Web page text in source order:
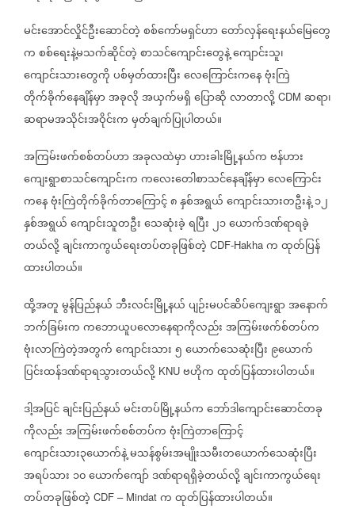
မင်းအောင်လှိုင်ဦးဆောင်တဲ့စစ်ကော်မရှင်ဟာတော်လှန်ရေးနယ်မြေတွေ
ကစစ်ရေးနဲ့မသက်ဆိုင်တဲ့စာသင်ကျောင်းတွေနဲ့ကျောင်းသူ၊
ကျောင်းသားတွေကိုပစ်မှတ်ထားပြီးလေကြောင်းကနေဗုံးကြဲ
တိုက်ခိုက်နေချိန်မှာအခုလိုအယှက်မရှိပြောဆိုလာတာလို့ CDM ဆရာ၊
ဆရာမအသိုင်းအဝိုင်းကမှတ်ချက်ပြုပါတယ်။
အကြမ်းဖက်စစ်တပ်ဟာအခုလထဲမှာဟားခါးမြို့နယ်ကဗန်ဟား
ကျေးရွာစာသင်ကျောင်းကကလေးတေါစာသင်နေချိန်မှာလေကြောင်း
ကနေဗုံးကြဲတိုက်ခိုက်တာကြောင့်၈နှစ်အရွယ်ကျောင်းသားတဦးနဲ့၁၂
နှစ်အရွယ်ကျောင်းသူတဦးသေဆုံးခဲ့ရပြီး၂၁ယောက်ဒဏ်ရာရခဲ့
တယ်လို့ချင်းကာကွယ်ရေးတပ်တခုဖြစ်တဲ့ CDF-Hakha ကထုတ်ပြန်
ထားပါတယ်။
ထို့အတူမွန်ပြည်နယ် ဘီးလင်းမြို့နယ်ပျဉ်းမပင်ဆိပ်ကျေးရွာအနောက်
ဘက်ခြမ်းကကဘောယူပလောနေရာကိုလည်းအကြမ်းဖက်စ်တပ်က
ဗုံးလာကြဲတဲ့အတွက်ကျောင်းသား၅ယောက်သေဆုံးပြီး ၉ယောက်
ပြင်းထန်ဒဏ်ရာရသွားတယ်လို့ KNU ဗဟိုကထုတ်ပြန်ထားပါတယ်။
ဒါ့အပြင်ချင်းပြည်နယ်မင်းတပ်မြို့နယ်ကဘော်ဒါကျောင်းဆောင်တခု
ကိုလည်းအကြမ်းဖက်စစ်တပ်ကဗုံးကြဲတာကြောင့်
ကျောင်းသား၃ယောက်နဲ့မသန်စွမ်းအမျိုးသမီးတယောက်သေဆုံးပြီး
အရပ်သား ၁၀ယောက်ကျော်ဒဏ်ရာရရှိခဲ့တယ်လို့ချင်းကာကွယ်ရေး
တပ်တခုဖြစ်တဲ့ CDF – Mindat ကထုတ်ပြန်ထားပါတယ်။